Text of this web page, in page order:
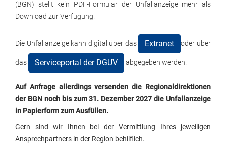
(BGN) stellt kein PDF-Formular der Unfallanzeige mehr als
Download zur Verfügung.
Die Unfallanzeige kann digital über das Extranet oder über
das Serviceportal der DGUV abgegeben werden.
Auf Anfrage allerdings versenden die Regionaldirektionen
der BGN noch bis zum 31. Dezember 2027 die Unfallanzeige
in Papierform zum Ausfüllen.
Gern sind wir Ihnen bei der Vermittlung Ihres jeweiligen
Ansprechpartners in der Region behilflich.